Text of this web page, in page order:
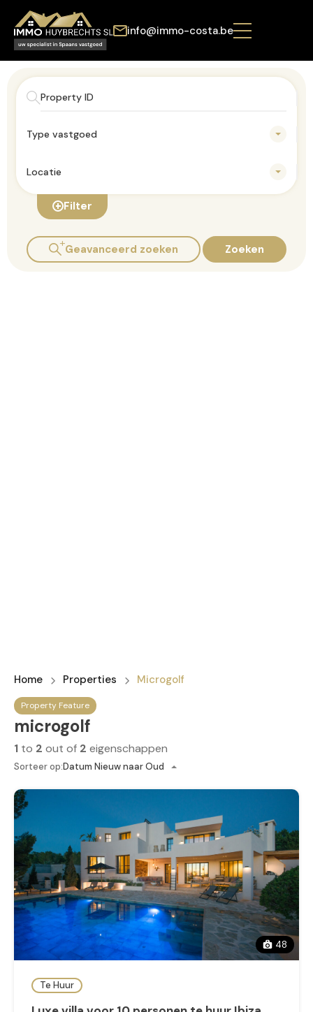
info@immo-costa.be
Type vastgoed
Locatie
Filter
Geavanceerd zoeken Zoeken
Home Properties Microgolf
Property Feature
microgolf
1 to 2 out of 2 eigenschappen
Sorteer op:Datum Nieuw naar Oud
48
Te Huur